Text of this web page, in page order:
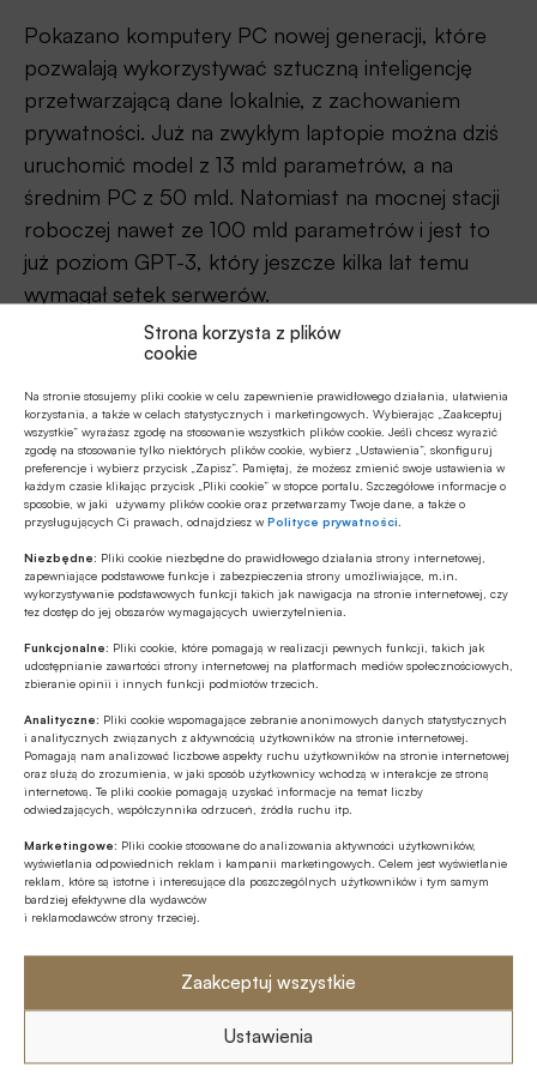
Strona korzysta z plików
cookie
Na stronie stosujemy pliki cookie w celu zapewnienie prawidłowego działania, ułatwienia
korzystania, a także w celach statystycznych i marketingowych. Wybierając „Zaakceptuj
wszystkie” wyrażasz zgodę na stosowanie wszystkich plików cookie. Jeśli chcesz wyrazić
zgodę na stosowanie tylko niektórych plików cookie, wybierz „Ustawienia”, skonfiguruj
preferencje i wybierz przycisk „Zapisz”. Pamiętaj, że możesz zmienić swoje ustawienia w
każdym czasie klikając przycisk „Pliki cookie” w stopce portalu. Szczegółowe informacje o
sposobie, w jaki używamy plików cookie oraz przetwarzamy Twoje dane, a także o
przysługujących Ci prawach, odnajdziesz wPolityce prywatności
Niezbędne: Pliki cookie niezbędne do prawidłowego działania strony internetowej,
zapewniające podstawowe funkcje i zabezpieczenia strony umożliwiające, m.in.
wykorzystywanie podstawowych funkcji takich jak nawigacja na stronie internetowej, czy
tez dostęp do jej obszarów wymagających uwierzytelnienia.
Funkcjonalne: Pliki cookie, które pomagają w realizacji pewnych funkcji, takich jak
udostępnianie zawartości strony internetowej na platformach mediów społecznościowych,
zbieranie opinii i innych funkcji podmiotów trzecich.
Analityczne: Pliki cookie wspomagające zebranie anonimowych danych statystycznych
i analitycznych związanych z aktywnością użytkowników na stronie internetowej.
Pomagają nam analizować liczbowe aspekty ruchu użytkowników na stronie internetowej
oraz służą do zrozumienia, w jaki sposób użytkownicy wchodzą w interakcje ze stroną
internetową. Te pliki cookie pomagają uzyskać informacje na temat liczby
odwiedzających, współczynnika odrzuceń, źródła ruchu itp.
Marketingowe: Pliki cookie stosowane do analizowania aktywności użytkowników,
wyświetlania odpowiednich reklam i kampanii marketingowych. Celem jest wyświetlanie
reklam, które są istotne i interesujące dla poszczególnych użytkowników i tym samym
bardziej efektywne dla wydawców
i reklamodawców strony trzeciej.
Zaakceptuj wszystkie
Ustawienia
Pokazano komputery PC nowej generacji, które
pozwalają wykorzystywać sztuczną inteligencję
przetwarzającą dane lokalnie, z zachowaniem
prywatności. Już na zwykłym laptopie można dziś
uruchomić model z 13 mld parametrów, a na
średnim PC z 50 mld. Natomiast na mocnej stacji
roboczej nawet ze 100 mld parametrów i jest to
już poziom GPT-3, który jeszcze kilka lat temu
wymagał setek serwerów.
Podsumowując – widać, że rozwój technologii
równocześnie uczymy się wykorzystywać
biznesowo te nowe narzędzia. Poznajemy
ograniczenia, liczymy koszty i zyski.
Czy zatem należy nadal czekać, co z tego
wszystkiego wyniknie? Nie, bo już dziś przemawiają
za tymi nowymi rozwiązaniami konkretne efekty
Tegoroczna edycja Dell Technologies Forum
odbyła się pod hasłem „AI. Po prostu” i
uczestniczyło w niej ponad dwa tysiące osób.
Dell Technologies Forum 2025. Źródło:
BANK.pl/ Dell